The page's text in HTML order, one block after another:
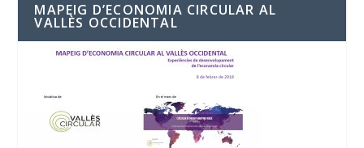
MAPEIG D’ECONOMIA CIRCULAR AL
VALLÈS OCCIDENTAL